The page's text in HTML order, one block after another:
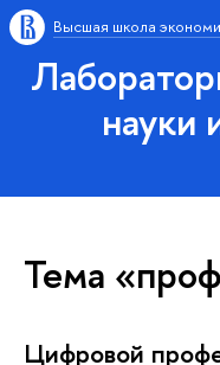
Высшая школа
науки
Тема
Цифровой